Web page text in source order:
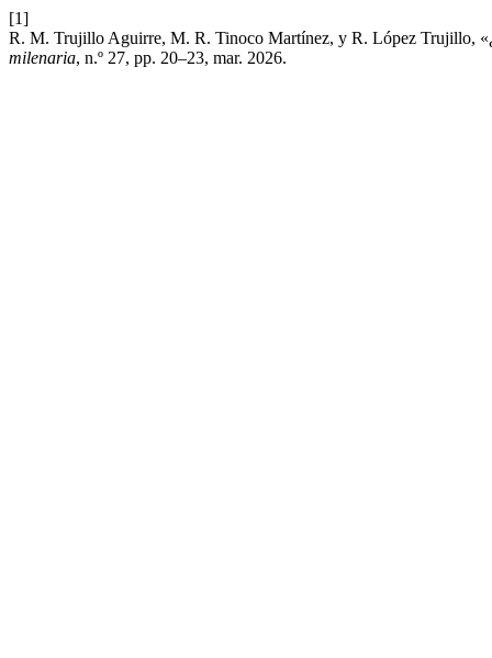
[1]
R. M. Trujillo Aguirre, M. R. Tinoco Martínez, y R. López Trujillo,
milenaria, n.º 27, pp. 20–23, mar. 2026.